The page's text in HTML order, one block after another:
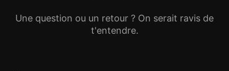
Une question ou un retour ? On serait ravis de
t'entendre.